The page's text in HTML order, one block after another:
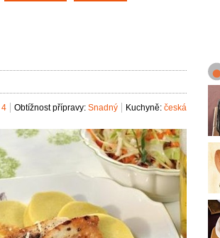
Kuchyně: česká
Obtížnost přípravy: Snadný
4